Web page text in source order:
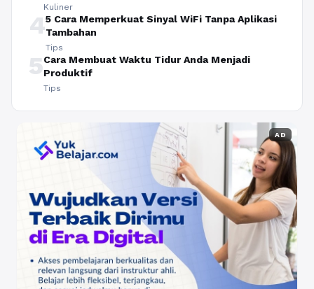
Kuliner
45 Cara Memperkuat Sinyal WiFi Tanpa Aplikasi
Tambahan
Tips
5Cara Membuat Waktu Tidur Anda Menjadi
Produktif
Tips
AD